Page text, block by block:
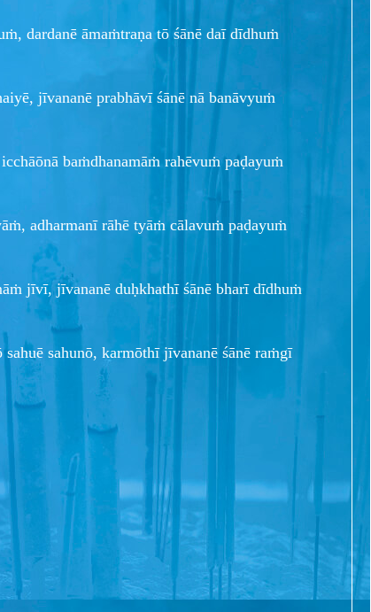
dardanē āmaṁtraṇa tō śānē daī dīdhuṁ
jīvananē prabhāvī śānē nā banāvyuṁ
baṁdhanamāṁ rahēvuṁ paḍayuṁ
adharmanī rāhē tyāṁ cālavuṁ paḍayuṁ
jīvī, jīvananē duḥkhathī śānē bharī dīdhuṁ
sahunō, karmōthī jīvananē śānē raṁgī